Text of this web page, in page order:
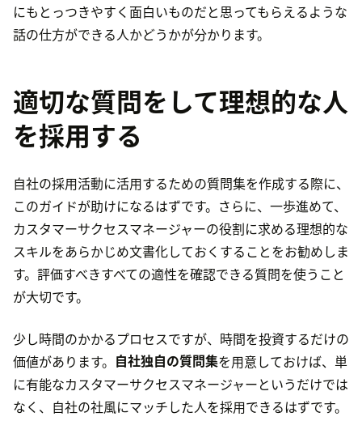
にもとっつきやすく面白いものだと思ってもらえるような
話の仕方ができる人かどうかが分かります。
適切な質問をして理想的な人
を採用する
自社の採用活動に活用するための質問集を作成する際に、
このガイドが助けになるはずです。さらに、一歩進めて、
カスタマーサクセスマネージャーの役割に求める理想的な
スキルをあらかじめ文書化しておくすることをお勧めしま
す。評価すべきすべての適性を確認できる質問を使うこと
が大切です。
少し時間のかかるプロセスですが、時間を投資するだけの
価値があります。 自社独自の質問集を用意しておけば、単
に有能なカスタマーサクセスマネージャーというだけでは
なく、自社の社風にマッチした人を採用できるはずです。